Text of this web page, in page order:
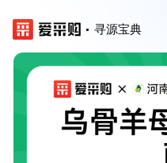
寻源宝典